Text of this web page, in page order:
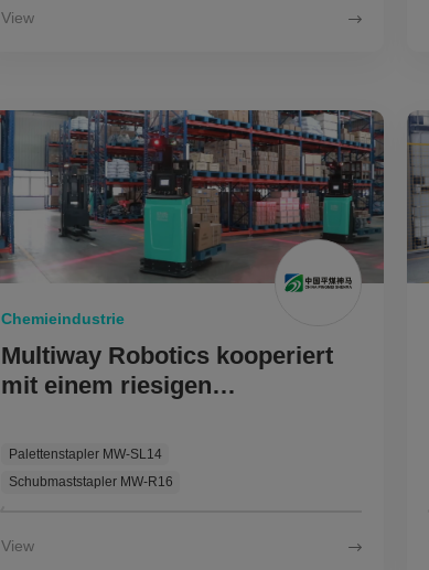
View
Chemieindustrie
Multiway Robotics kooperiert
mit einem riesigen
intelligentes Lager-Upgrade mit
Roboterprodukttechnologie zu
Palettenstapler MW-SL14
Schubmaststapler MW-R16
View